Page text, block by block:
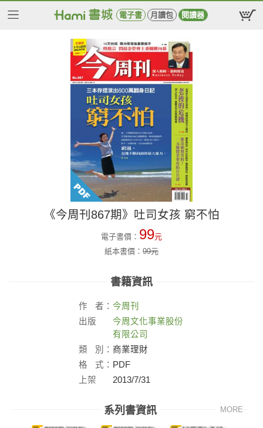
電子書 月讀包 閱讀器
《今周刊867期》吐司女孩 窮不怕
電子書價： 99元
紙本書價： 99元
書籍資訊
作 者： 今周刊
出版
今周文化事業股份
有限公司
類
別： 商業理財
格
式： PDF
上架
2013/7/31
系列書資訊 MORE